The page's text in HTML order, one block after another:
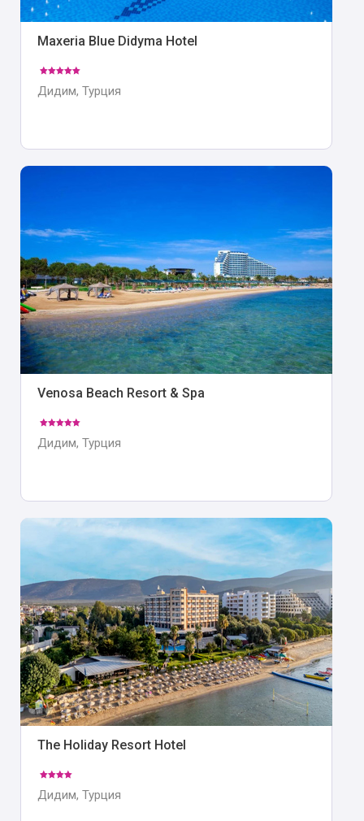
Maxeria Blue Didyma Hotel
Дидим, Турция
Venosa Beach Resort & Spa
Дидим, Турция
The Holiday Resort Hotel
Дидим, Турция